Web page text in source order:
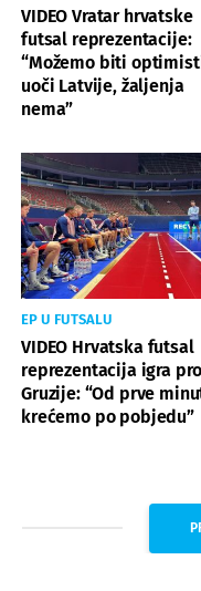
VIDEO Vratar hrvatske
futsal reprezentacije:
“Možemo biti
uoči Latvije, žaljenja
nema”
EP U FUTSALU
VIDEO Hrvatska futsal
reprezentacija igra
Gruzije: “Od prve
krećemo po pobjedu”